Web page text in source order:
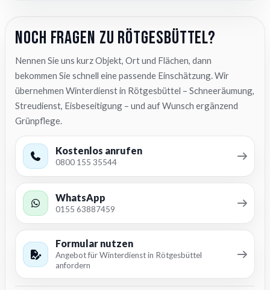
Noch Fragen zu Rötgesbüttel?
Nennen Sie uns kurz Objekt, Ort und Flächen, dann
bekommen Sie schnell eine passende Einschätzung. Wir
übernehmen Winterdienst in Rötgesbüttel – Schneeräumung,
Streudienst, Eisbeseitigung – und auf Wunsch ergänzend
Grünpflege.
Kostenlos anrufen
0800 155 35544
WhatsApp
0155 63887459
Formular nutzen
Angebot für Winterdienst in Rötgesbüttel
anfordern